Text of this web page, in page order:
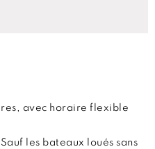
avec horaire flexible
les bateaux loués sans